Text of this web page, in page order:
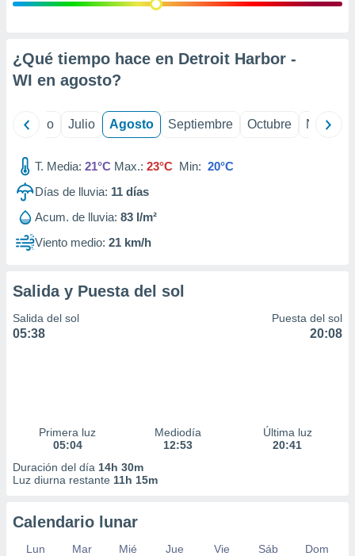
e
mediante
de
1199
¿Qué tiempo hace en Detroit Harbor -
WI en agosto?
Junio Julio Agosto Septiembre Octubre
T. Media: 21°C Max.: 23°C Min: 20°C
Días de lluvia: 11 días
Acum. de lluvia: 83 l/m²
Viento medio: 21 km/h
Salida y Puesta del sol
Salida del sol
05:38
Puesta del sol
20:08
Primera luz
05:04
Mediodía
12:53
Última luz
20:41
Duración del día 14h 30m
Luz diurna restante 11h 15m
Calendario lunar
Lun Mar Mié Jue Vie Sáb
Dom